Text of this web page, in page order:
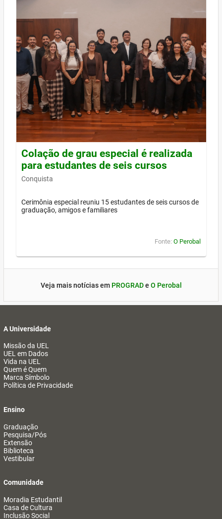
Colação de grau especial é realizada
para estudantes de seis cursos
Conquista
Cerimônia especial reuniu 15 estudantes de seis cursos de
graduação, amigos e familiares
Fonte: O Perobal
Veja mais notícias em PROGRADe O Perobal
A Universidade
Missão da UEL
UEL em Dados
Vida na UEL
Quem é Quem
Marca Símbolo
Política de Privacidade
Ensino
Graduação
Pesquisa/Pós
Extensão
Biblioteca
Vestibular
Comunidade
Moradia Estudantil
Casa de Cultura
Inclusão Social